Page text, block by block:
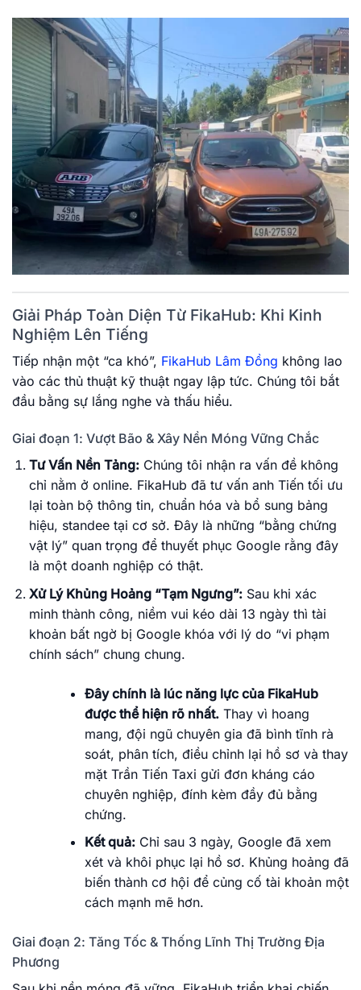
Giải Pháp Toàn Diện Từ FikaHub: Khi Kinh
Nghiệm Lên Tiếng
Tiếp nhận một “ca khó”, FikaHub Lâm Đồng không lao
vào các thủ thuật kỹ thuật ngay lập tức. Chúng tôi bắt
đầu bằng sự lắng nghe và thấu hiểu.
Giai đoạn 1: Vượt Bão & Xây Nền Móng Vững Chắc
Tư Vấn Nền Tảng:Chúng tôi nhận ra vấn đề không
chỉ nằm ở online. FikaHub đã tư vấn anh Tiến tối ưu
lại toàn bộ thông tin, chuẩn hóa và bổ sung bảng
hiệu, standee tại cơ sở. Đây là những “bằng chứng
vật lý” quan trọng để thuyết phục Google rằng đây
là một doanh nghiệp có thật.
Xử Lý Khủng Hoảng “Tạm Ngưng”:Sau khi xác
minh thành công, niềm vui kéo dài 13 ngày thì tài
khoản bất ngờ bị Google khóa với lý do “vi phạm
chính sách” chung chung.
Đây chính là lúc năng lực của FikaHub
được thể hiện rõ nhất.Thay vì hoang
mang, đội ngũ chuyên gia đã bình tĩnh rà
soát, phân tích, điều chỉnh lại hồ sơ và thay
mặt Trần Tiến Taxi gửi đơn kháng cáo
chuyên nghiệp, đính kèm đầy đủ bằng
chứng.
Kết quả:Chỉ sau 3 ngày, Google đã xem
xét và khôi phục lại hồ sơ. Khủng hoảng đã
biến thành cơ hội để củng cố tài khoản một
cách mạnh mẽ hơn.
Giai đoạn 2: Tăng Tốc & Thống Lĩnh Thị Trường Địa
Phương